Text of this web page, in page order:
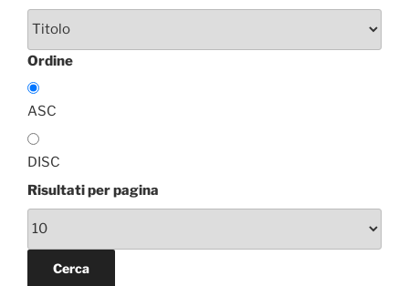
Ordine
ASC
DISC
Risultati per pagina